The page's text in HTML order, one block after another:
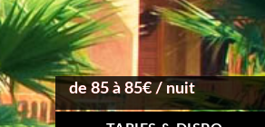
de 85 à 85€ / nuit